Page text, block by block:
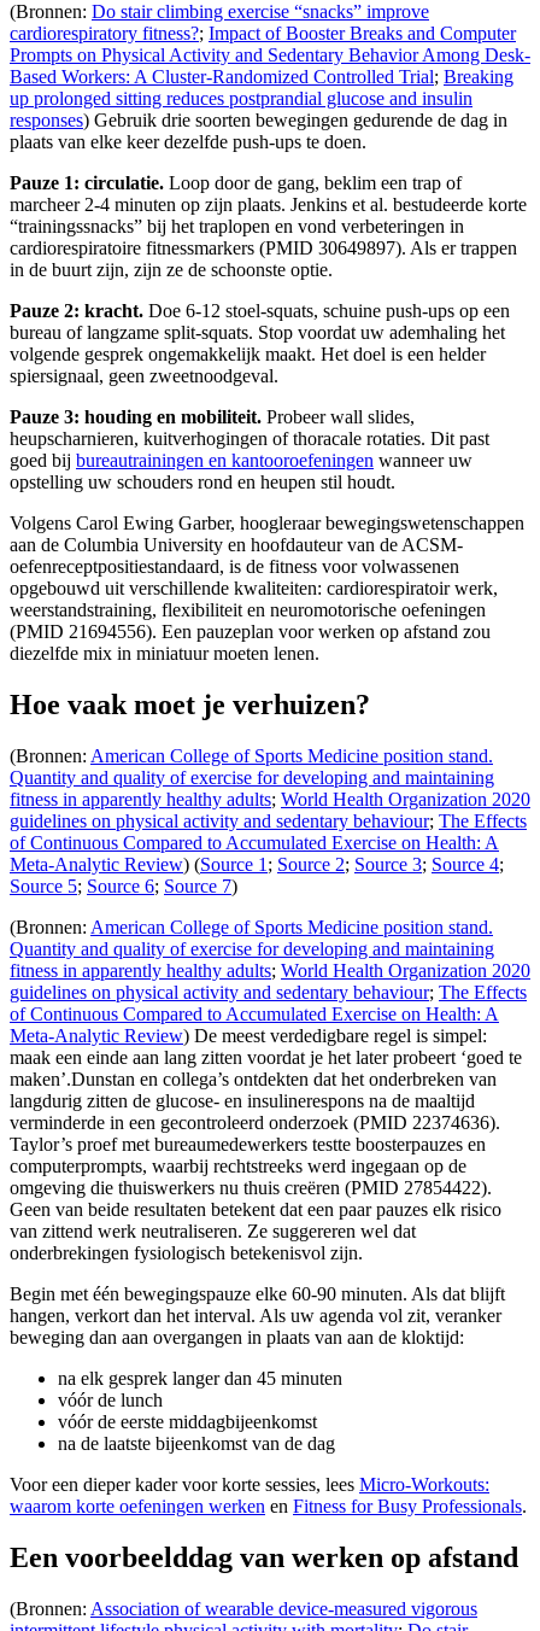
(Bronnen: Do stair climbing exercise “snacks” improve
cardiorespiratory fitness?; Impact of Booster Breaks and Computer
Prompts on Physical Activity and Sedentary Behavior Among Desk-
Based Workers: A Cluster-Randomized Controlled Trial; Breaking
up prolonged sitting reduces postprandial glucose and insulin
responses) Gebruik drie soorten bewegingen gedurende de dag in
plaats van elke keer dezelfde push-ups te doen.
Pauze 1: circulatie. Loop door de gang, beklim een ​​trap of
marcheer 2-4 minuten op zijn plaats. Jenkins et al. bestudeerde korte
“trainingssnacks” bij het traplopen en vond verbeteringen in
cardiorespiratoire fitnessmarkers (PMID 30649897). Als er trappen
in de buurt zijn, zijn ze de schoonste optie.
Pauze 2: kracht. Doe 6-12 stoel-squats, schuine push-ups op een
bureau of langzame split-squats. Stop voordat uw ademhaling het
volgende gesprek ongemakkelijk maakt. Het doel is een helder
spiersignaal, geen zweetnoodgeval.
Pauze 3: houding en mobiliteit. Probeer wall slides,
heupscharnieren, kuitverhogingen of thoracale rotaties. Dit past
goed bij bureautrainingen en kantooroefeningen wanneer uw
opstelling uw schouders rond en heupen stil houdt.
Volgens Carol Ewing Garber, hoogleraar bewegingswetenschappen
aan de Columbia University en hoofdauteur van de ACSM-
oefenreceptpositiestandaard, is de fitness voor volwassenen
opgebouwd uit verschillende kwaliteiten: cardiorespiratoir werk,
weerstandstraining, flexibiliteit en neuromotorische oefeningen
(PMID 21694556). Een pauzeplan voor werken op afstand zou
diezelfde mix in miniatuur moeten lenen.
Hoe vaak moet je verhuizen?
(Bronnen: American College of Sports Medicine position stand.
Quantity and quality of exercise for developing and maintaining
fitness in apparently healthy adults; World Health Organization 2020
guidelines on physical activity and sedentary behaviour; The Effects
of Continuous Compared to Accumulated Exercise on Health: A
Meta-Analytic Review) (Source 1 ; Source 2; Source 3; Source 4;
Source 5; Source 6; Source 7)
(Bronnen: American College of Sports Medicine position stand.
Quantity and quality of exercise for developing and maintaining
fitness in apparently healthy adults; World Health Organization 2020
guidelines on physical activity and sedentary behaviour; The Effects
of Continuous Compared to Accumulated Exercise on Health: A
Meta-Analytic Review) De meest verdedigbare regel is simpel:
maak een einde aan lang zitten voordat je het later probeert ‘goed te
maken’.Dunstan en collega’s ontdekten dat het onderbreken van
langdurig zitten de glucose- en insulinerespons na de maaltijd
verminderde in een gecontroleerd onderzoek (PMID 22374636).
Taylor’s proef met bureaumedewerkers testte boosterpauzes en
computerprompts, waarbij rechtstreeks werd ingegaan op de
omgeving die thuiswerkers nu thuis creëren (PMID 27854422).
Geen van beide resultaten betekent dat een paar pauzes elk risico
van zittend werk neutraliseren. Ze suggereren wel dat
onderbrekingen fysiologisch betekenisvol zijn.
Begin met één bewegingspauze elke 60-90 minuten. Als dat blijft
hangen, verkort dan het interval. Als uw agenda vol zit, veranker
beweging dan aan overgangen in plaats van aan de kloktijd:
na elk gesprek langer dan 45 minuten
vóór de lunch
vóór de eerste middagbijeenkomst
na de laatste bijeenkomst van de dag
Voor een dieper kader voor korte sessies, lees Micro-Workouts:
waarom korte oefeningen werken en Fitness for Busy Professionals.
Een voorbeelddag van werken op afstand
(Bronnen: Association of wearable device-measured vigorous